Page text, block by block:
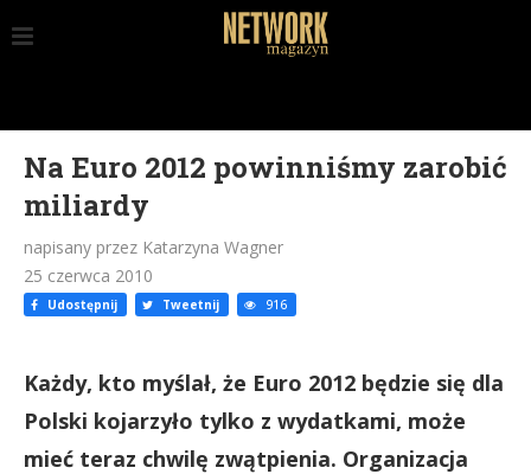
Na Euro 2012 powinniśmy zarobić
miliardy
napisany przez Katarzyna Wagner
25 czerwca 2010
Udostępnij Tweetnij 916
Każdy, kto myślał, że Euro 2012 będzie się dla
Polski kojarzyło tylko z wydatkami, może
mieć teraz chwilę zwątpienia. Organizacja